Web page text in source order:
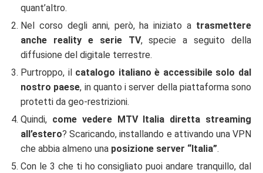
quant’altro.
Nel corso degli anni, però, ha iniziato a trasmettere
anche reality e serie TV, specie a seguito della
diffusione del digitale terrestre.
Purtroppo, il catalogo italiano è accessibile solo dal
nostro paese, in quanto i server della piattaforma sono
protetti da geo-restrizioni.
Quindi, come vedere MTV Italia diretta streaming
all’estero? Scaricando, installando e attivando una VPN
che abbia almeno una posizione server “Italia”.
Con le 3 che ti ho consigliato puoi andare tranquillo, dal